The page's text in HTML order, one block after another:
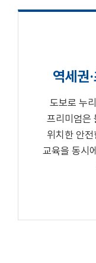
역세권
도보로 누
프리미엄은
위치한 안
교육을 동시